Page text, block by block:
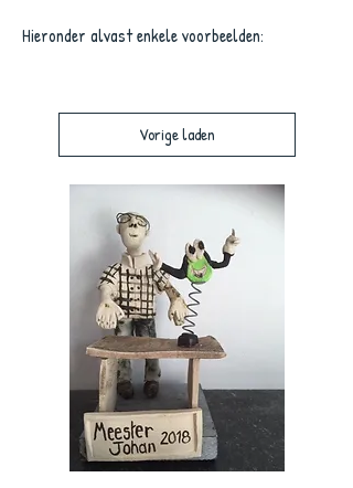
Hieronder alvast enkele voorbeelden:
Vorige laden